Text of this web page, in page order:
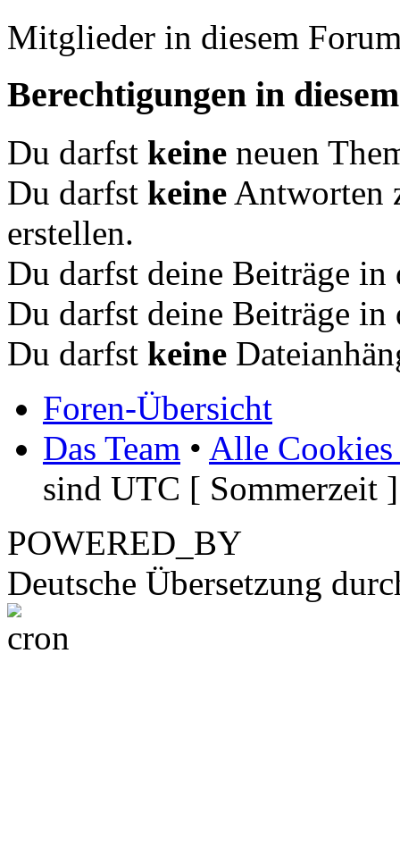
Mitglieder in diesem
Berechtigungen in
Du darfst keine neuen
Du darfst keine Antworten
erstellen.
Du darfst deine Beiträge
Du darfst deine Beiträge
Du darfst keine
Foren-Übersicht
Das Team • Alle Cookies
sind UTC [ Sommerzeit ]
POWERED_BY
Deutsche Übersetzung